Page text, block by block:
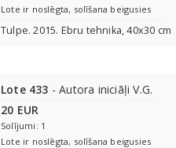
Lote ir noslēgta, solīšana beigusies
Tulpe. 2015. Ebru tehnika, 40x30 cm
Lote 433 - Autora iniciāļi V.G.
20 EUR
Solījumi: 1
Lote ir noslēgta, solīšana beigusies